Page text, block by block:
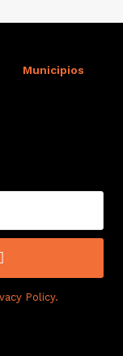
Municipios
Policy.